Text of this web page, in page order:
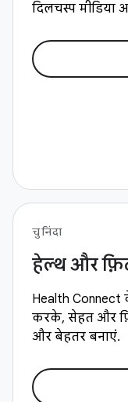
दिलचस्प मीडिया
चुनिंदा
हेल्थ और
Health Connect
करके, सेहत और
और बेहतर बनाएं.